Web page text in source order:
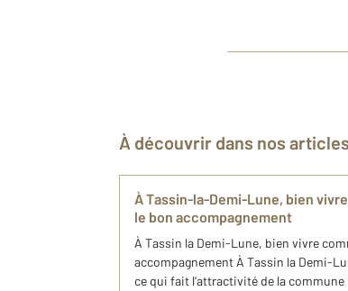
À découvrir dans nos articles
À Tassin-la-Demi-Lune, bien
le bon accompagnement
À Tassin la Demi-Lune, bien vivre
accompagnement À Tassin la Demi-
ce qui fait l’attractivité de la